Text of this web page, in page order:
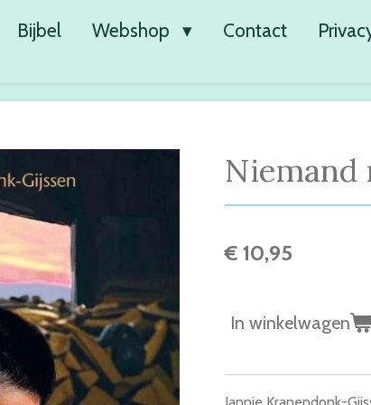
Bijbel Webshop Contact
Niemand
€ 10,95
In winkelwagen